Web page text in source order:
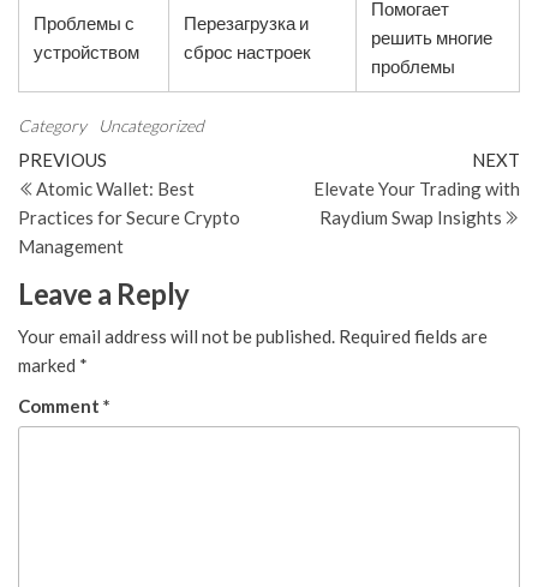
Проблемы с
устройством
Перезагрузка и
сброс настроек
Помогает
решить многие
проблемы
Category Uncategorized
Post
navigation
Previous
Post
PREVIOUS
Atomic Wallet: Best
Practices for Secure Crypto
Management
NEXT
Elevate Your Trading with
Raydium Swap Insights
Leave a Reply
Your email address will not be published. Required fields are
marked *
Comment *